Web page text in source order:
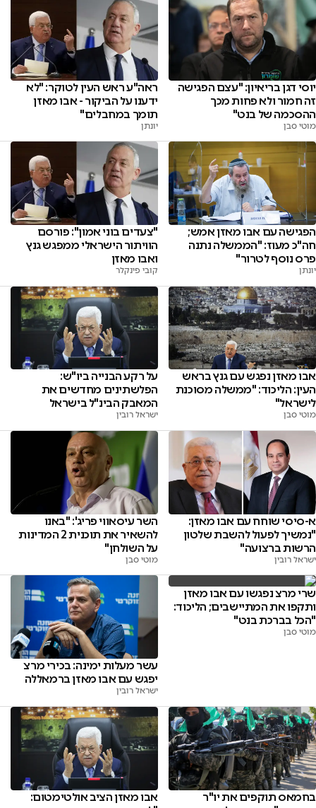
יוסי דגן בריאיון: "עצם הפגישה
זה חמור ולא פחות מכך
ההסכמה של בנט"
מוטי סבן
ראה"ע ראש העין לטוקר: "לא
ידענו על הביקור - אבו מאזן
תומך במחבלים"
יונתן
הפגישה עם אבו מאזן אמש;
חה"כ מעוז: "הממשלה נתנה
פרס נוסף לטרור"
יונתן
"צעדים בוני אמון": פורסם
הוויתור הישראלי ממפגש גנץ
ואבו מאזן
קובי פינקלר
אבו מאזן נפגש עם גנץ בראש
העין: הליכוד: "ממשלה מסוכנת
לישראל"
מוטי סבן
על רקע הבנייה ביו"ש:
הפלשתינים מחדשים את
המאבק הבינ"ל בישראל
ישראל רובין
א-סיסי שוחח עם אבו מאזן:
"נמשיך לפעול להשבת שלטון
הרשות ברצועה"
ישראל רובין
השר עיסאווי פריג': "באנו
להשאיר את תוכנית 2 המדינות
על השולחן"
מוטי סבן
שרי מרצ נפגשו עם אבו מאזן
ותקפו את המתיישבים; הליכוד:
"הכל בברכת בנט"
מוטי סבן
עשר מעלות ימינה: בכירי מרצ
יפגש עם אבו מאזן ברמאללה
ישראל רובין
בחמאס תוקפים את יו"ר
אבו מאזן הציב אולטימטום: